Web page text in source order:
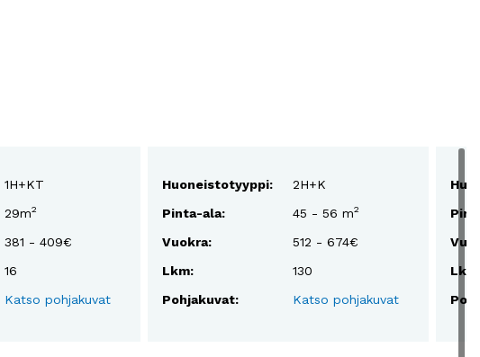
1H+KT
29m2
381 - 409€
16
Katso pohjakuvat
Huoneistotyyppi:
2H+K
Pinta-ala:
45 - 56 m2
Vuokra:
512 - 674€
Lkm:
130
Pohjakuvat:
Katso pohjakuvat